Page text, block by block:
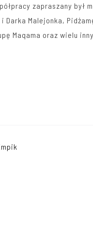
zapraszany był
Darka Malejonka,
Maqama oraz wielu